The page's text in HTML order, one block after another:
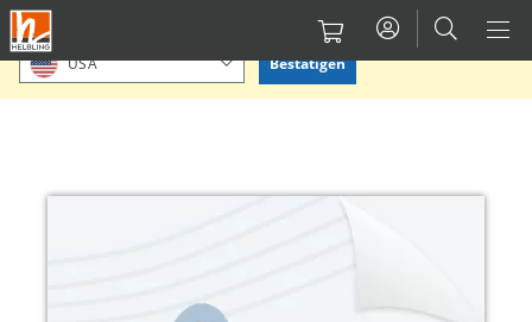
Direkt
zum
Inhalt
Bitte Standort bestätigen oder einen anderen auswählen.
USA Bestätigen